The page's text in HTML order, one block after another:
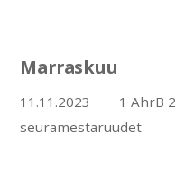
11.11.2023 1 AhrB 2
seuramestaruudet